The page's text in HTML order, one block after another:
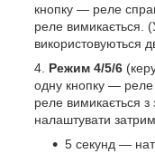
кнопку — реле
реле вимикається.
використовуються
Режим 4/5/6
одну кнопку — реле
реле вимикається
налаштувати
5 секунд —